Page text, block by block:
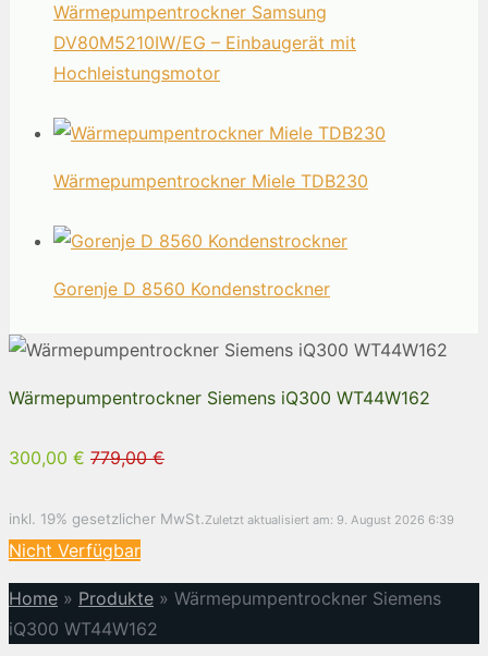
Wärmepumpentrockner Samsung
DV80M5210IW/EG – Einbaugerät mit
Hochleistungsmotor
Wärmepumpentrockner Miele TDB230
Gorenje D 8560 Kondenstrockner
Wärmepumpentrockner Siemens iQ300 WT44W162
300,00 € 779,00 €
inkl. 19% gesetzlicher MwSt. Zuletzt aktualisiert am: 9. August 2026 6:39
Nicht Verfügbar
Home » Produkte » Wärmepumpentrockner Siemens
iQ300 WT44W162